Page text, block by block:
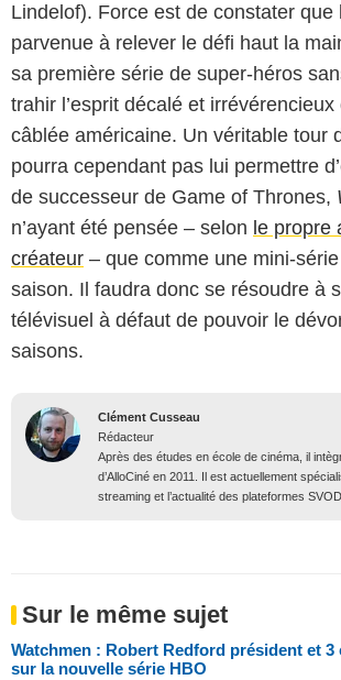
Lindelof). Force est de constater que
parvenue à relever le défi haut la
sa première série de super-héros
trahir l’esprit décalé et
câblée américaine. Un véritable tour
pourra cependant pas lui permettre
de successeur de Game of Thrones,
n’ayant été pensée – selon le propre
créateur – que comme une mini-série
saison. Il faudra donc se résoudre à
télévisuel à défaut de pouvoir le
saisons.
Clément Cusseau
Rédacteur
Après des études en école de cinéma, il
d’AlloCiné en 2011. Il est actuellement
streaming et l’actualité des plateformes SVOD.
Sur le même sujet
Watchmen : Robert Redford président et 3
sur la nouvelle série HBO